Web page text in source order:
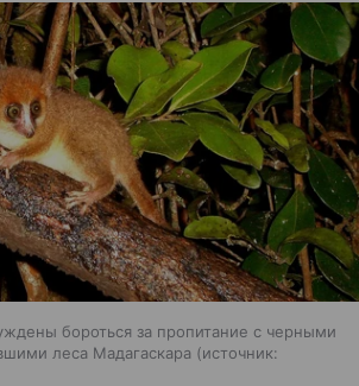
бороться за пропитание с черными
леса Мадагаскара
источник: